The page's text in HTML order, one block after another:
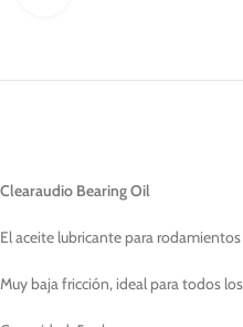
Clearaudio Bearing Oil
El aceite lubricante para
Muy baja fricción, ideal para todos